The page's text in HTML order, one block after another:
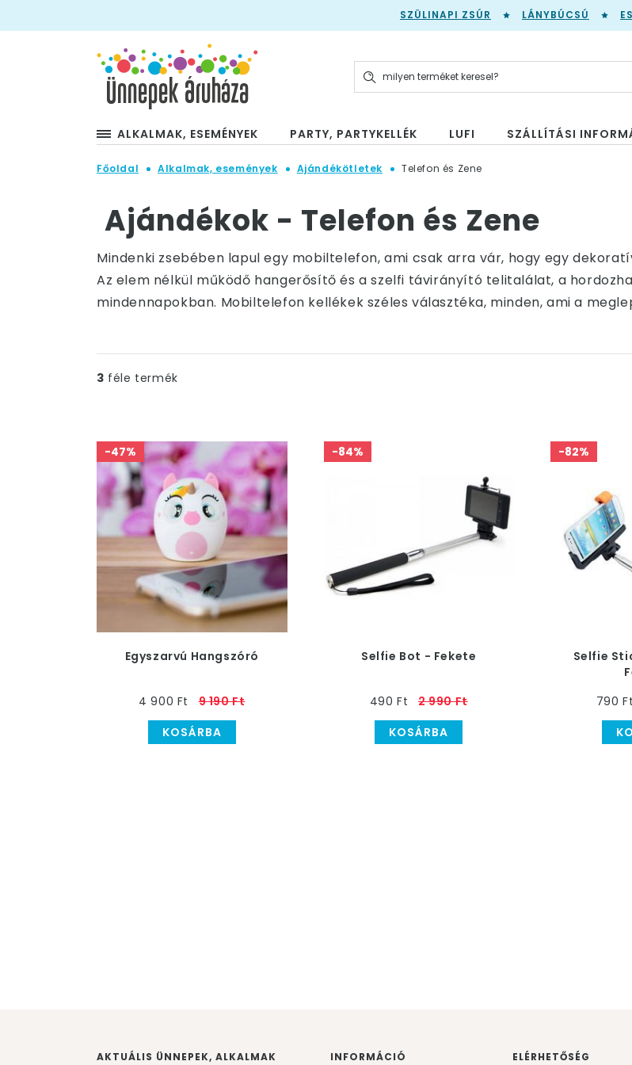
SZÜLINAPI ZSÚR LÁNYBÚCSÚ
ALKALMAK, ESEMÉNYEK PARTY, PARTYKELLÉK LUFI SZÁLLÍTÁSI
Főoldal Alkalmak, események Ajándékötletek Telefon és Zene
Ajándékok - Telefon és Zene
Mindenki zsebében lapul egy mobiltelefon, ami csak arra vár, hogy egy
Az elem nélkül működő hangerősítő és a szelfi távirányító telitalálat, a
mindennapokban. Mobiltelefon kellékek széles választéka, minden, ami a
3 féle termék
-47%
Egyszarvú Hangszóró
4 900 Ft
9 190 Ft
KOSÁRBA
-84%
Selfie Bot - Fekete
490 Ft
2 990 Ft
KOSÁRBA
-82%
Selfie
790 Ft
AKTUÁLIS ÜNNEPEK, ALKALMAK
INFORMÁCIÓ
ELÉRHETŐSÉG